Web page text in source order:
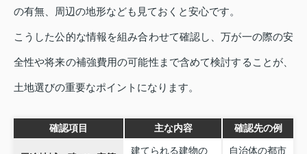
の有無、周辺の地形なども見ておくと安心です。
こうした公的な情報を組み合わせて確認し、万が一の際の安
全性や将来の補強費用の可能性まで含めて検討することが、
土地選びの重要なポイントになります。
確認項目 主な内容 確認先の例
建てられる建物の
自治体の都市